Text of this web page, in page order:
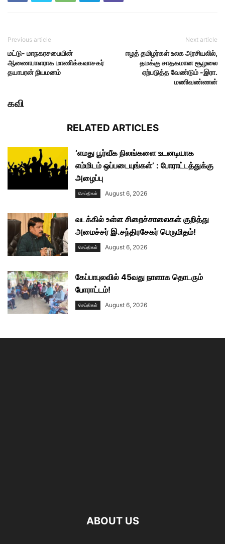
Previous article
மட்டு- மாநகரசபையின்
ஆணையாளராக மாணிக்கவாசகர்
தயாபரன் நியமனம்
Next article
ஈழத் தமிழர்கள் உலக அரசியலில்,
தமக்கு சாதகமான சூழலை
ஏற்படுத்த வேண்டும் -இரா.
மணிவண்ணன்
கவி
RELATED ARTICLES
‘எமது பூர்வீக நிலங்களை உடனடியாக
எம்மிடம் ஒப்படையுங்கள்’ : போராட்டத்துக்கு
அழைப்பு
செய்திகள் August 6, 2026
வடக்கில் உள்ள சிறைச்சாலைகள் குறித்து
அமைச்சர் இ.சந்திரசேகர் பெருமிதம்!
செய்திகள் August 6, 2026
கேப்பாபுலவில் 45வது நாளாக தொடரும்
போராட்டம்!
செய்திகள் August 6, 2026
ABOUT US